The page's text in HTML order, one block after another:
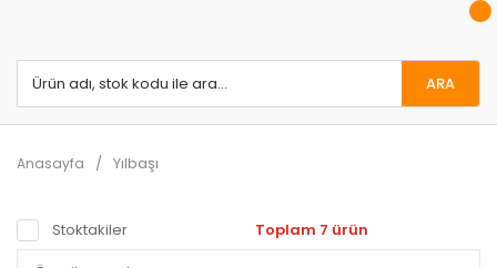
ARA
Anasayfa Yılbaşı
Stoktakiler Toplam 7 ürün